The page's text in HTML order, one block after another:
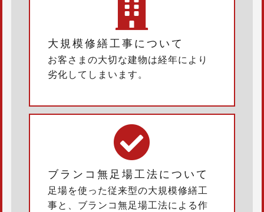
大規模修繕工事について
お客さまの大切な建物は経年により
劣化してしまいます。
ブランコ無足場工法について
足場を使った従来型の大規模修繕工
事と、ブランコ無足場工法による作